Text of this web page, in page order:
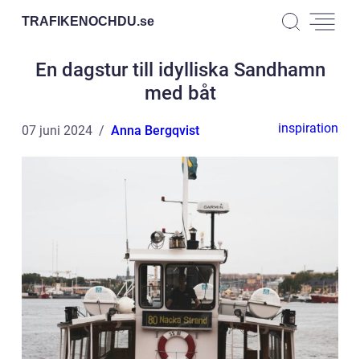
TRAFIKENOCHDU.se
En dagstur till idylliska Sandhamn
med båt
07 juni 2024 Anna Bergqvist inspiration